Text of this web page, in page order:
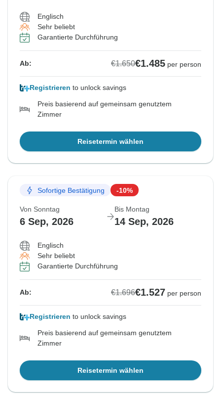
Englisch
Sehr beliebt
Garantierte Durchführung
Ab: €1.650€1.485 per person
Registrieren to unlock savings
Preis basierend auf gemeinsam genutztem
Zimmer
Reisetermin wählen
Sofortige Bestätigung -10%
Von Sonntag
6 Sep, 2026
Bis Montag
14 Sep, 2026
Englisch
Sehr beliebt
Garantierte Durchführung
Ab: €1.696€1.527 per person
Registrieren to unlock savings
Preis basierend auf gemeinsam genutztem
Zimmer
Reisetermin wählen